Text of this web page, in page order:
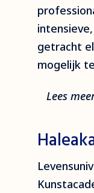
getracht
mogelijk
Lees